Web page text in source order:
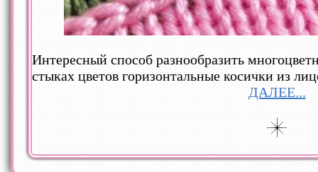
Интересный способ разнообразить
стыках цветов горизонтальные косички из
ДАЛЕЕ...